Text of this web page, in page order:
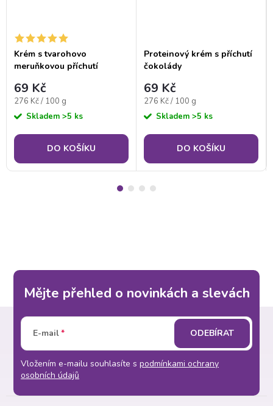
Krém s tvarohovo
meruňkovou příchutí
69 Kč
Měrná
cena:
276 Kč / 100 g
Skladem >5 ks
DO KOŠÍKU
Proteinový krém s příchutí
čokolády
69 Kč
Měrná
cena:
276 Kč / 100 g
Skladem >5 ks
DO KOŠÍKU
Mějte přehled o novinkách a slevách
E-mail
Vložením e-mailu souhlasíte s podmínkami ochrany
osobních údajů
ODEBÍRAT